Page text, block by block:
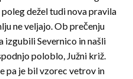
dežel tudi nova pravila
ne veljajo. Ob prečenju
Severnico in našli
poloblo, Južni križ.
pa je bil vzorec vetrov in